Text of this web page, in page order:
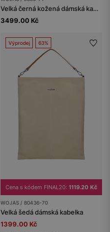
Velká černá kožená dámská kabelka
3499.00 Kč
Výprodej 63%
Cena s kódem FINAL20: 1119.20 Kč
WOJAS / 80436-70
Velká šedá dámská kabelka
1399.00 Kč